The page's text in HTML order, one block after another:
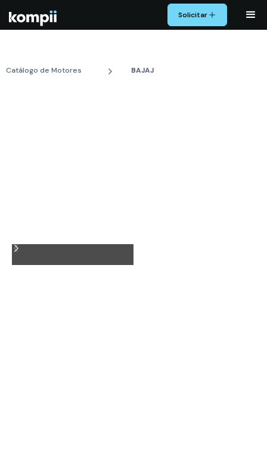
Solicitar
Catálogo de Motores BAJAJ